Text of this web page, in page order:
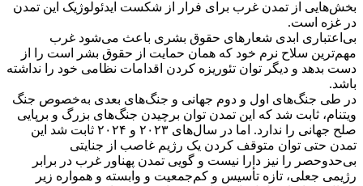
بخش‌هایی از تمدن غرب برای فرار از شکست ایدئولوژیک این تمدن
در غزه است.
بی‌اعتباری ابدی شعارهای حقوق بشری باعث می‌شود غرب
مهم‌ترین سلاح نرم خود که همان حمایت از حقوق بشر است را از
دست بدهد و دیگر توان تئوریزه کردن اقدامات نظامی خود را نداشته
باشد.
در طی جنگ‌های اول و دوم جهانی و جنگ‌های بعدی به‌خصوص جنگ
ویتنام، ثابت شد که این تمدن توان برچیدن جنگ‌های بزرگ و برپایی
صلح جهانی را ندارد. اما در سال‌های ۲۰۲۳ و ۲۰۲۴ ثابت شد این
تمدن حتی توان متوقف کردن یک رژیم غاصب از جنایتی
بی‌حدوحصر را نیز دارا نیست و گویی تمدن پهناور غرب در برابر
رژیمی جعلی، تازه تأسیس و کم‌جمعیت و وابسته و همواره زیر